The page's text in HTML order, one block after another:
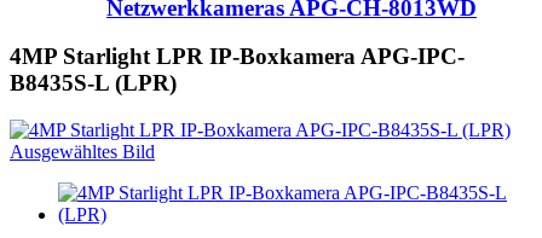
Netzwerkkameras APG-CH-8013WD
4MP Starlight LPR IP-Boxkamera APG-IPC-
B8435S-L (LPR)